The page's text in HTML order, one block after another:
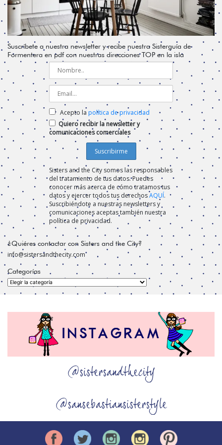
Suscríbete a nuestra newsletter y recibe nuestra Sisterguía de
Formentera en pdf con nuestras direcciones TOP en la isla
Acepto la política de privacidad
Quiero recibir la newsletter y
comunicaciones comerciales
Sisters and the City somos las responsables
del tratamiento de tus datos. Puedes
conocer más acerca de cómo tratamos tus
datos y ejercer todos tus derechosAQUÍ.
Suscribiéndote a nuestras newsletters y
comunicaciones aceptas también nuestra
política de privacidad.
¿Quiéres contactar con Sisters and the City?
info@sistersandthecity.com
Categorías
Categorías
@sistersandthecity
@sansebastiansisterstyle